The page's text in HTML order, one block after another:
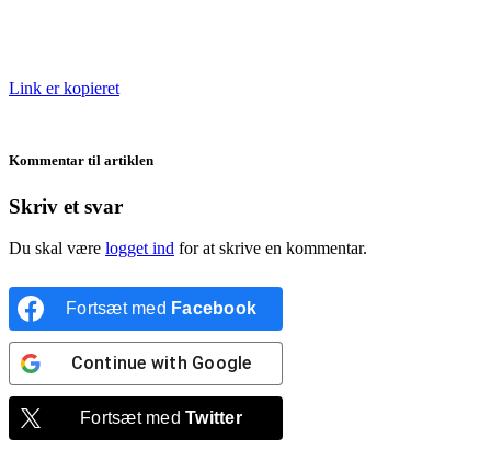
Link er kopieret
Kommentar til artiklen
Skriv et svar
Du skal være logget ind for at skrive en kommentar.
Fortsæt med Facebook
Continue with Google
Fortsæt medTwitter